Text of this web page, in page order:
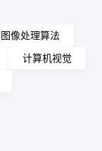
图像处理算法
计算机视觉